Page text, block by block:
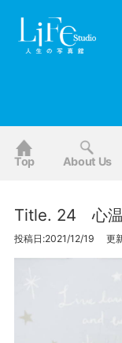
Top About Us
Title. 24 心温
投稿日:2021/12/19 更